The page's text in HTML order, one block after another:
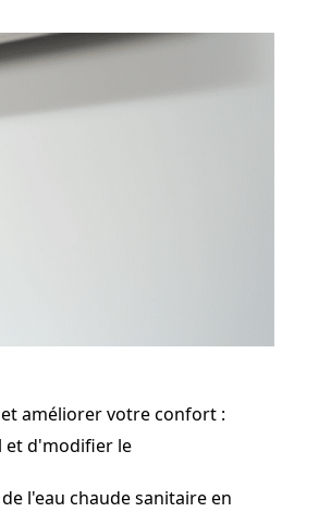
améliorer votre confort :
et d'modifier le
l'eau chaude sanitaire en